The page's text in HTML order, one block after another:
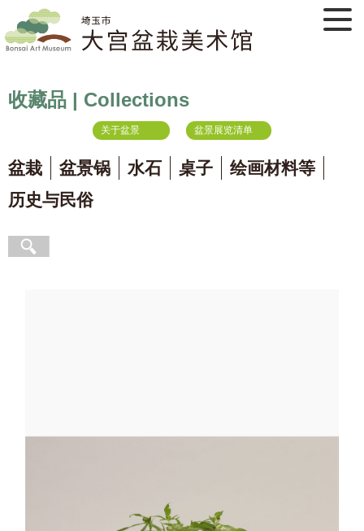
收藏品 | Collections
关于盆景 盆景展览清单
盆栽 盆景锅 水石 桌子
绘画材料等
历史与民俗